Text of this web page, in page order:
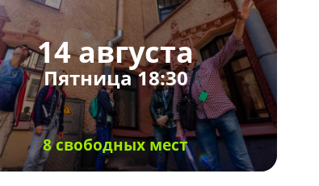
14 августа
Пятница 18:30
8 свободных мест